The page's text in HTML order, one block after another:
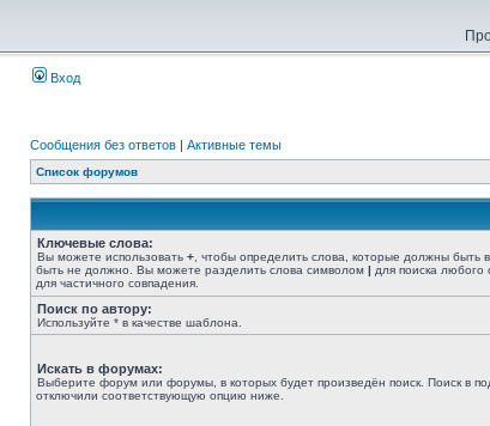
Вход
Сообщения без ответов | Активные темы
Список форумов
Ключевые слова:
Вы можете использовать + , чтобы определить слова, которые должны быть
быть не должно. Вы можете разделить слова символом | для поиска любого
для частичного совпадения.
Поиск по автору:
Используйте * в качестве шаблона.
Искать в форумах:
Выберите форум или форумы, в которых будет произведён поиск. Поиск в
отключили соответствующую опцию ниже.